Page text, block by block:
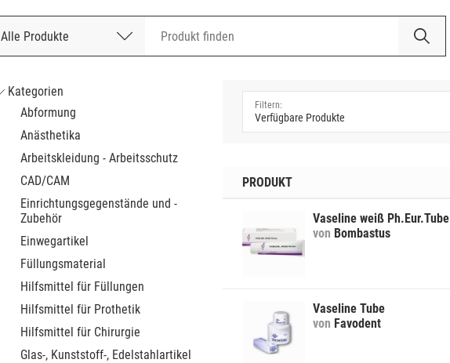
Alle Produkte
Nach Bestellnummer
Kategorien
Abformung
Anästhetika
Arbeitskleidung - Arbeitsschutz
CAD/CAM
Einrichtungsgegenstände und -
Zubehör
Einwegartikel
Füllungsmaterial
Hilfsmittel für Füllungen
Hilfsmittel für Prothetik
Hilfsmittel für Chirurgie
Glas-, Kunststoff-, Edelstahlartikel
PRODUKT
Vaseline weiß Ph.Eur.Tube
von Bombastus
Vaseline Tube
von Favodent